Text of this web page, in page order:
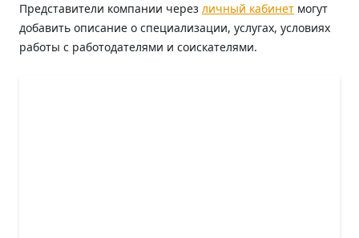
Представители компании через личный кабинет могут
добавить описание о специализации, услугах, условиях
работы с работодателями и соискателями.